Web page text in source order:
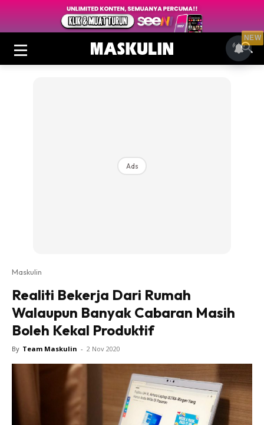
Ads
Maskulin
Realiti Bekerja Dari Rumah
Walaupun Banyak Cabaran Masih
Boleh Kekal Produktif
By Team Maskulin - 2 Nov 2020
NEW